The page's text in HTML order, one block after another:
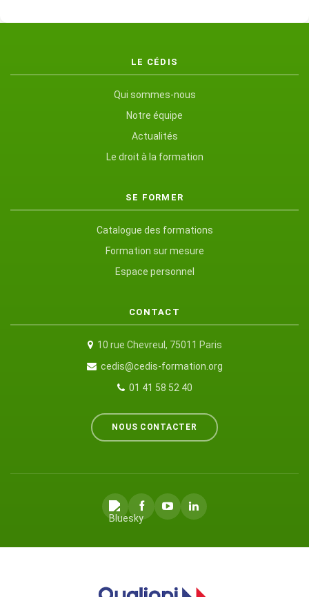
LE CÉDIS
Qui sommes-nous
Notre équipe
Actualités
Le droit à la formation
SE FORMER
Catalogue des formations
Formation sur mesure
Espace personnel
CONTACT
10 rue Chevreul, 75011 Paris
cedis@cedis-formation.org
01 41 58 52 40
NOUS CONTACTER